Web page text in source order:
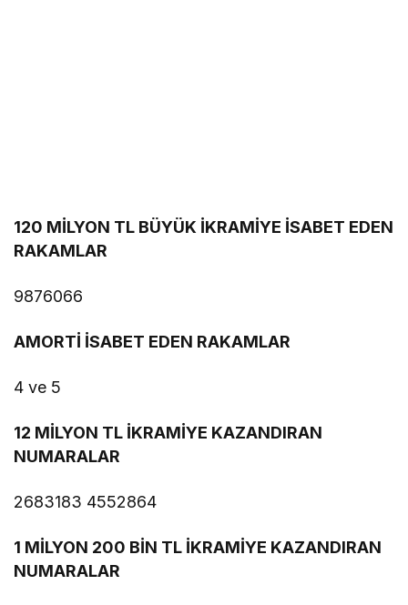
120 MİLYON TL BÜYÜK İKRAMİYE İSABET EDEN
RAKAMLAR
9876066
AMORTİ İSABET EDEN RAKAMLAR
4 ve 5
12 MİLYON TL İKRAMİYE KAZANDIRAN
NUMARALAR
2683183 4552864
1 MİLYON 200 BİN TL İKRAMİYE KAZANDIRAN
NUMARALAR